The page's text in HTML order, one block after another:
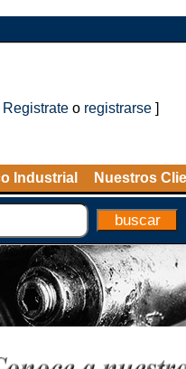
Registrateo registrarse]
Industrial Nuestros